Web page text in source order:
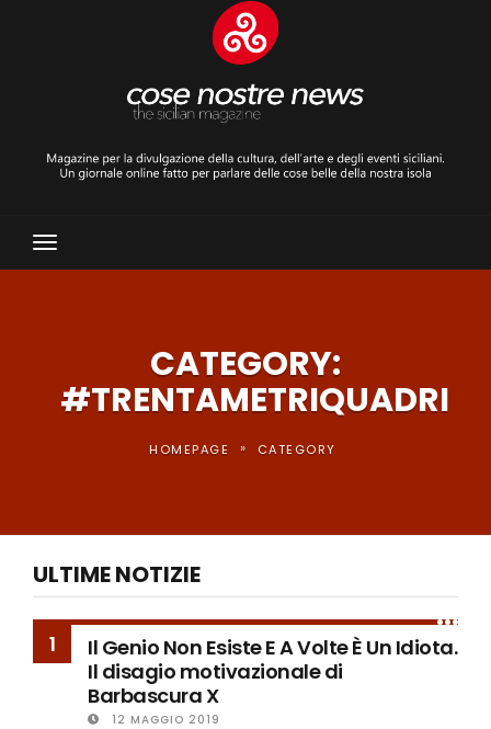
Toggle
Navigation
CATEGORY:
#TRENTAMETRIQUADRI
HOMEPAGE » CATEGORY
ULTIME NOTIZIE
1
Il Genio Non Esiste E A Volte È Un Idiota.
Il disagio motivazionale di
Barbascura X
12 MAGGIO 2019